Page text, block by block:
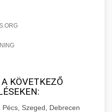
hoznak.
tervrajz
a küzdő praxistól a
os növekedéssel.
történet
os Fokozása
a páciensek
drámai
os fellendülési
betekintésekkel.
Ads és Meta
Kezelés
KÖVETKEZŐ
Szeged, Debrecen